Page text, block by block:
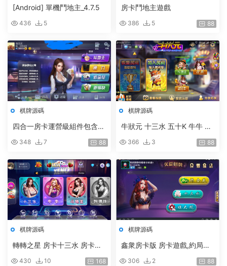
[Android] 單機鬥地主_4.7.5
436 5
房卡鬥地主遊戲
386 5 88
棋牌源碼
四合一房卡運營級組件包含跑
運營版本帶有解密工具
348 7 88
棋牌源碼
牛狀元 十三水 五十K 牛牛 幹
快 11款遊戲集合
366 3 88
棋牌源碼
轉轉之星 房卡十三水 房卡牛
430 10 168
棋牌源碼
鑫衆房卡版 房卡遊戲,約局遊
306 2 88